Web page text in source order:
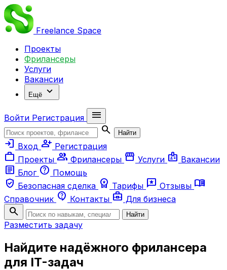
Freelance Space
Проекты
Фрилансеры
Услуги
Вакансии
Ещё expand_more
Войти Регистрация
menu
search
Найти
login Вход person_add Регистрация
work Проекты group Фрилансеры storefront Услуги badge Вакансии
article Блог help Помощь
verified_user Безопасная сделка workspace_premium Тарифы reviews Отзывы menu_book
Справочник contact_support Контакты business_center Для бизнеса
search Найти
Разместить задачу
Найдите надёжного фрилансера
для IT-задач